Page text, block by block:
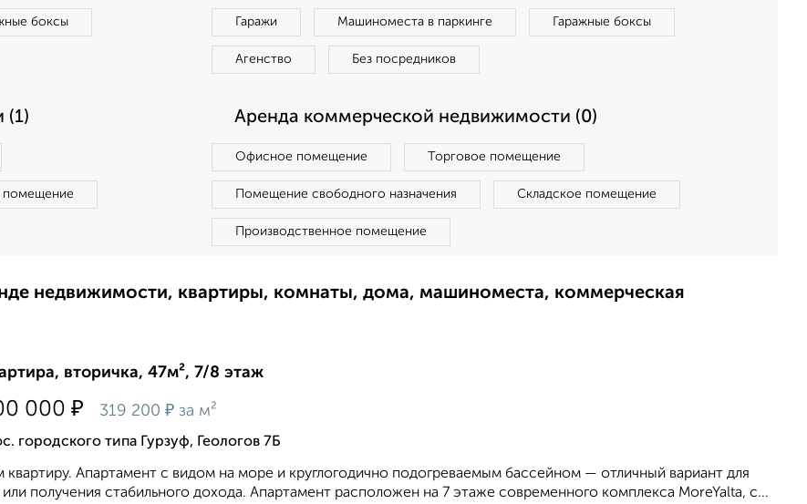
боксы Гаражи Машиноместа в паркинге Гаражные боксы
Агенство Без посредников
(1)
помещение
Аренда коммерческой недвижимости (0)
Офисное помещение Торговое помещение
Помещение свободного назначения Складское помещение
Производственное помещение
недвижимости, квартиры, комнаты, дома, машиноместа, коммерческая
вторичка, 47м², 7/8 этаж
000 ₽ 319 200 ₽ за м²
городского типа Гурзуф, Геологов 7Б
квартиру. Апартамент с видом на море и круглогодично подогреваемым бассейном — отличный вариант для
получения стабильного дохода. Апартамент расположен на 7 этаже современного комплекса MoreYalta, с...